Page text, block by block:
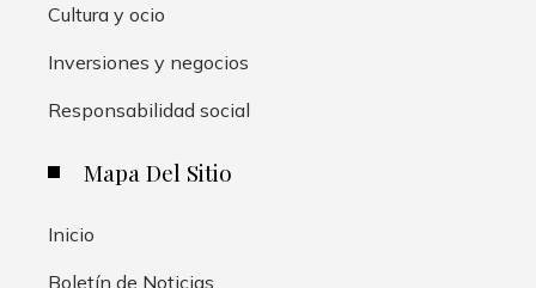
Cultura y ocio
Inversiones y negocios
Responsabilidad social
Mapa Del Sitio
Inicio
Boletín de Noticias